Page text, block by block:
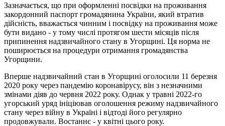
Зазначається, що при оформленні посвідки на проживання
закордонний паспорт громадянина України, який втратив
дійсність, вважається чинним і посвідку на проживання може
бути видано - у тому числі протягом шести місяців після
припинення надзвичайного стану в Угорщині. Ця норма не
поширюється на процедури отримання громадянства
Угорщини.
Вперше надзвичайний стан в Угорщині оголосили 11 березня
2020 року через пандемію коронавірусу, він з незначними
змінами діяв до червня 2022 року. Однак у травні 2022-го
угорський уряд ініціював оголошення режиму надзвичайного
стану через війну в Україні і відтоді його регулярно
продовжували. Востаннє - у квітні цього року.